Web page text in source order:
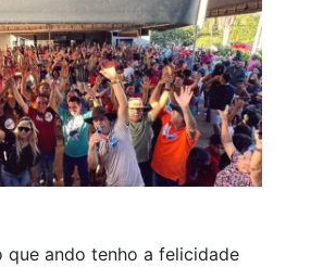
que ando tenho a felicidade